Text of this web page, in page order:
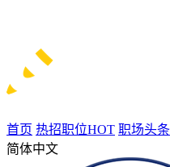
首页 热招职位HOT 职场头条
简体中文